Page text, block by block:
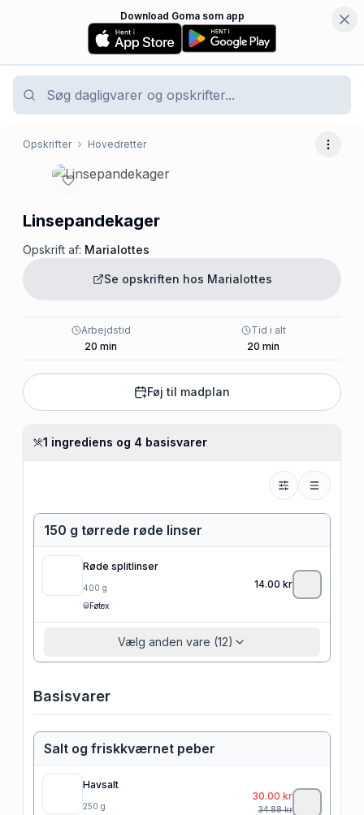
Download Goma som app
Opskrifter Hovedretter Flere
Linsepandekager
Opskrift af: Marialottes
Se opskriften hos Marialottes
Arbejdstid
20 min
Tid i alt
20 min
Føj til madplan
1 ingrediens og 4 basisvarer
150 g tørrede røde linser
Røde splitlinser
400 g
Føtex
14.00 kr
Vælg anden vare (12)
Basisvarer
Salt og friskkværnet peber
Havsalt
250 g
30.00 kr
34.88kr